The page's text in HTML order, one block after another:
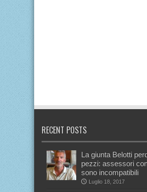
RECENT POSTS
La giunta Belotti
pezzi: assessori
sono incompatibili
Luglio 18, 2017